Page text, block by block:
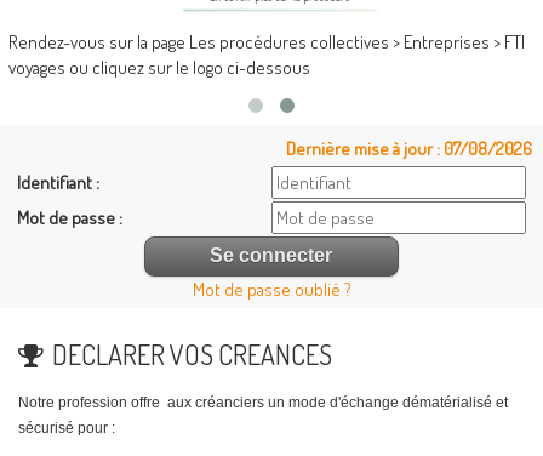
Rendez-vous sur la page Les procédures collectives > Entreprises > FTI
voyages ou cliquez sur le logo ci-dessous
Dernière mise à jour : 07/08/2026
Identifiant :
Mot de passe :
Mot de passe oublié ?
DECLARER VOS CREANCES
Notre profession offre aux créanciers un mode d'échange dématérialisé et
sécurisé pour :